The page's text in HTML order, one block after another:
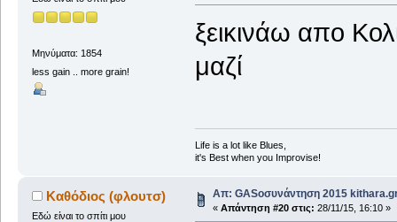
Μηνύματα: 1854
less gain .. more grain!
ξεικινάω απο
μαζί
Life is a lot like Blues,
it's Best when you Improvise!
Καθόδιος (φλουτσ)
Εδώ είναι το σπίτι μου
Απ: GASοσυνάντηση 2015
« Απάντηση #20 στις: 28/11/15, 16:10 »